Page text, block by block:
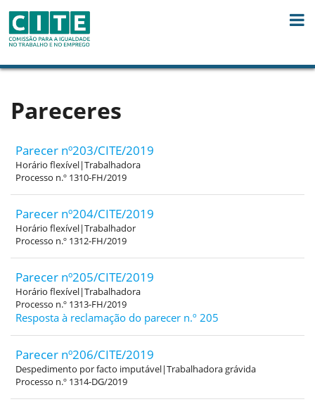
Pareceres
Parecer nº203/CITE/2019
Horário flexível|Trabalhadora
Processo n.º 1310-FH/2019
Parecer nº204/CITE/2019
Horário flexível|Trabalhador
Processo n.º 1312-FH/2019
Parecer nº205/CITE/2019
Horário flexível|Trabalhadora
Processo n.º 1313-FH/2019
Resposta à reclamação do parecer n.º 205
Parecer nº206/CITE/2019
Despedimento por facto imputável|Trabalhadora grávida
Processo n.º 1314-DG/2019